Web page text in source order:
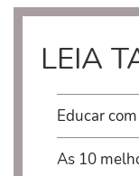
LEIA
Educar
As 10